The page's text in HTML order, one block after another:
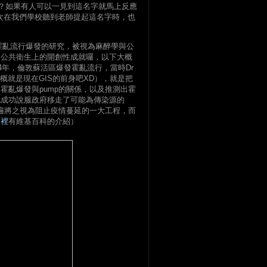
如果有人可以一見到這名字就馬上反應
我們學校聽到老師提起這名字時，也
流行爆發的研究，被視為麻醉學與公
共衛生上的開創性成就囉，以下大概
，倫敦蘇活區爆發霍亂流行，當時Dr
就是現在GIS的前身吧XD），就是把
亂爆發與pump的關係，以及推測出霍
功說服政府移走了可能為傳染源的
之視為阻止疫情蔓延的一大工程，而
有維基百科的介紹）